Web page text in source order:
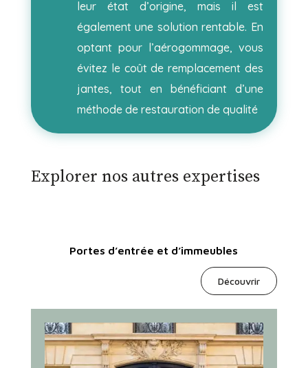
leur état d’origine, mais il est
également une solution rentable. En
optant pour l’aérogommage, vous
évitez le coût de remplacement des
jantes, tout en bénéficiant d’une
méthode de restauration de qualité
Explorer nos autres expertises
Portes d’entrée et d’immeubles
Découvrir